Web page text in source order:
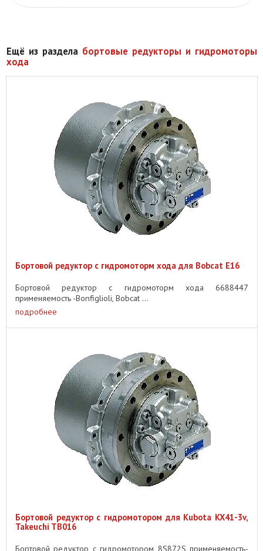
Ещё из раздела бортовые редукторы и гидромоторы
хода
Бортовой редуктор с гидромоторм хода для Bobcat E16
Бортовой редуктор с гидромоторм хода 6688447
применяемость -Bonfiglioli, Bobcat ...
подробнее
Бортовой редуктор с гидромотором для Kubota KX41-3v,
Takeuchi TB016
Бортовой редуктор с гидромотором 8S872S применяемость-